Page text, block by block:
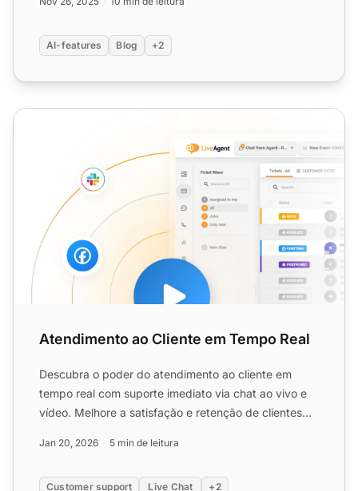
AI-features Blog +2
Atendimento ao Cliente em Tempo Real
Atendimento ao Cliente em Tempo Real
Descubra o poder do atendimento ao cliente em
tempo real com suporte imediato via chat ao vivo e
vídeo. Melhore a satisfação e retenção de clientes
Jan 20, 2026 5 min de leitura
Customer support Live Chat +2